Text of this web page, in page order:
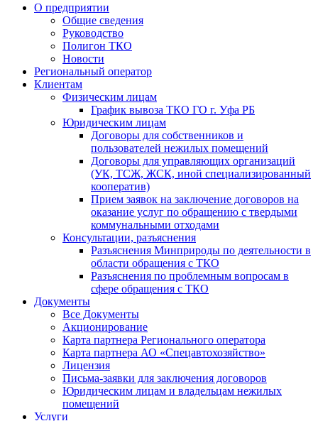
О предприятии
Общие сведения
Руководство
Полигон ТКО
Новости
Региональный оператор
Клиентам
Физическим лицам
График вывоза ТКО ГО г. Уфа РБ
Юридическим лицам
Договоры для собственников и
пользователей нежилых помещений
Договоры для управляющих организаций
(УК, ТСЖ, ЖСК, иной специализированный
кооператив)
Прием заявок на заключение договоров на
оказание услуг по обращению с твердыми
коммунальными отходами
Консультации, разъяснения
Разъяснения Минприроды по деятельности в
области обращения с ТКО
Разъяснения по проблемным вопросам в
сфере обращения с ТКО
Документы
Все Документы
Акционирование
Карта партнера Регионального оператора
Карта партнера АО «Спецавтохозяйство»
Лицензия
Письма-заявки для заключения договоров
Юридическим лицам и владельцам нежилых
помещений
Услуги